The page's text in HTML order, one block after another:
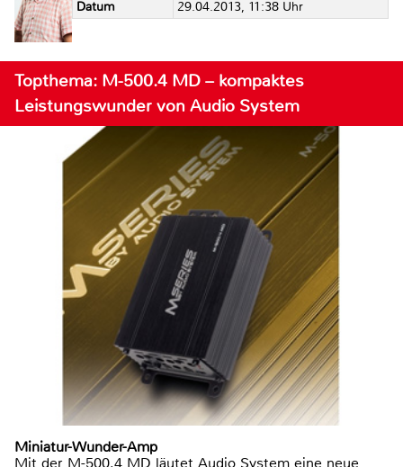
Datum
29.04.2013, 11:38 Uhr
Topthema: M-500.4 MD – kompaktes
Leistungswunder von Audio System
Miniatur-Wunder-Amp
Mit der M-500.4 MD läutet Audio System eine neue